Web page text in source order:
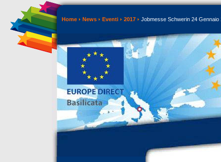
Home News Eventi 2017 Jobmesse Schwerin 24 Gennaio